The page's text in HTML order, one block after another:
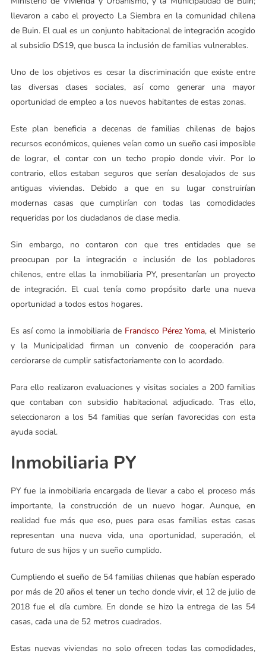
llevaron a cabo el proyecto La Siembra en la comunidad chilena
de Buin. El cual es un conjunto habitacional de integración acogido
al subsidio DS19, que busca la inclusión de familias vulnerables.
Uno de los objetivos es cesar la discriminación que existe entre
las diversas clases sociales, así como generar una mayor
oportunidad de empleo a los nuevos habitantes de estas zonas.
Este plan beneficia a decenas de familias chilenas de bajos
recursos económicos, quienes veían como un sueño casi imposible
de lograr, el contar con un techo propio donde vivir. Por lo
contrario, ellos estaban seguros que serían desalojados de sus
antiguas viviendas. Debido a que en su lugar construirían
modernas casas que cumplirían con todas las comodidades
requeridas por los ciudadanos de clase media.
Sin embargo, no contaron con que tres entidades que se
preocupan por la integración e inclusión de los pobladores
chilenos, entre ellas la inmobiliaria PY, presentarían un proyecto
de integración. El cual tenía como propósito darle una nueva
oportunidad a todos estos hogares.
Es así como la inmobiliaria de Francisco Pérez Yoma, el Ministerio
y la Municipalidad firman un convenio de cooperación para
cerciorarse de cumplir satisfactoriamente con lo acordado.
Para ello realizaron evaluaciones y visitas sociales a 200 familias
que contaban con subsidio habitacional adjudicado. Tras ello,
seleccionaron a los 54 familias que serían favorecidas con esta
ayuda social.
Inmobiliaria PY
PY fue la inmobiliaria encargada de llevar a cabo el proceso más
importante, la construcción de un nuevo hogar. Aunque, en
realidad fue más que eso, pues para esas familias estas casas
representan una nueva vida, una oportunidad, superación, el
futuro de sus hijos y un sueño cumplido.
Cumpliendo el sueño de 54 familias chilenas que habían esperado
por más de 20 años el tener un techo donde vivir, el 12 de julio de
2018 fue el día cumbre. En donde se hizo la entrega de las 54
casas, cada una de 52 metros cuadrados.
Estas nuevas viviendas no solo ofrecen todas las comodidades,